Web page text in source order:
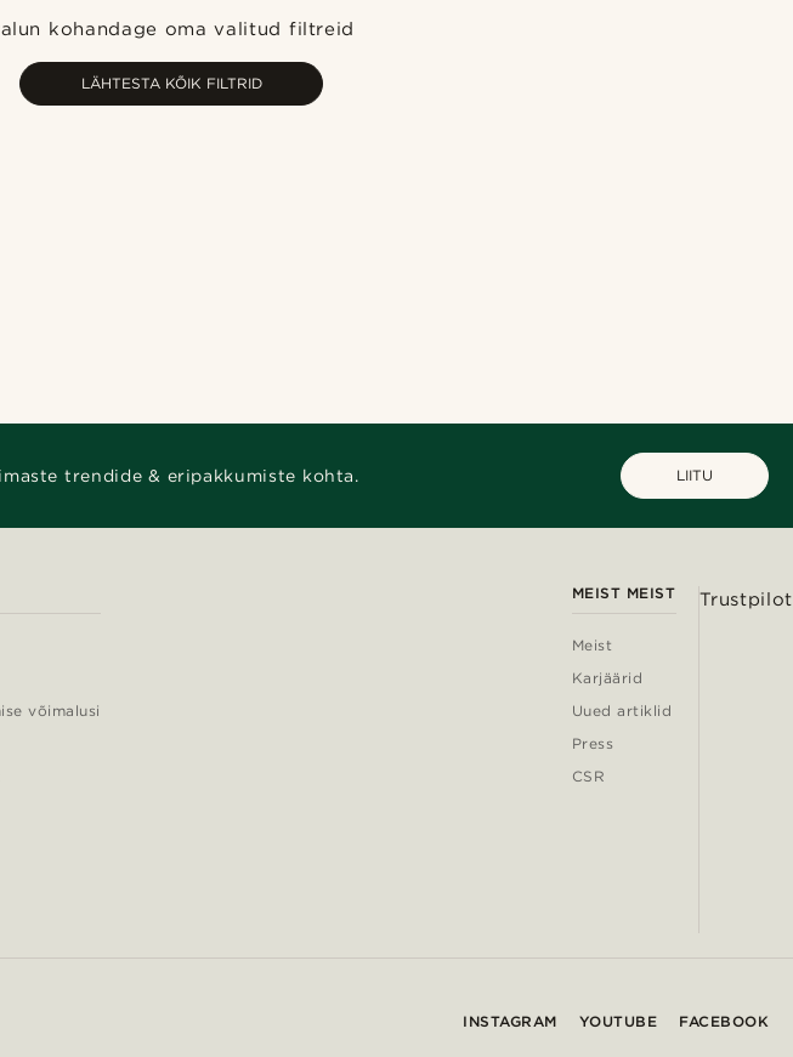
kohandage oma valitud filtreid
LÄHTESTA KÕIK FILTRID
trendide & eripakkumiste kohta. LIITU
võimalusi
MEIST MEIST
Meist
Karjäärid
Uued artiklid
Press
CSR
Trustpilot
INSTAGRAM YOUTUBE FACEBOOK